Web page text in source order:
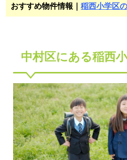
おすすめ物件情報｜ 稲西小学区
中村区にある稲西